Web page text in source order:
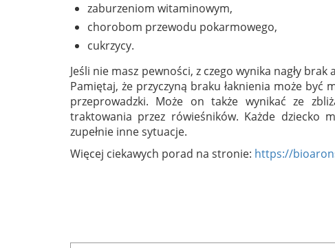
zaburzeniom witaminowym,
chorobom przewodu pokarmowego,
cukrzycy.
Jeśli nie masz pewności, z czego wynika nagły
Pamiętaj, że przyczyną braku łaknienia może być
przeprowadzki. Może on także wynikać ze
traktowania przez rówieśników. Każde dziecko
zupełnie inne sytuacje.
Więcej ciekawych porad na stronie: https://